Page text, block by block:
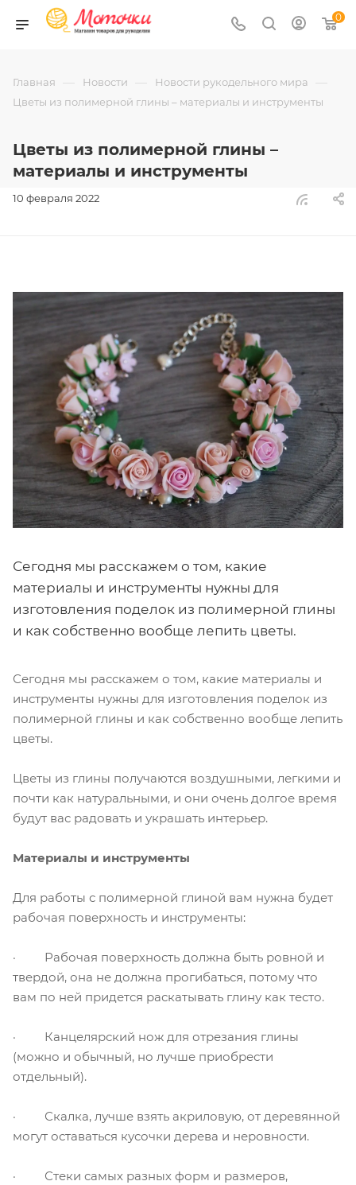
0
Главная — Новости — Новости рукодельного мира —
Цветы из полимерной глины – материалы и инструменты
Цветы из полимерной глины –
материалы и инструменты
10 февраля 2022
Сегодня мы расскажем о том, какие
материалы и инструменты нужны для
изготовления поделок из полимерной глины
и как собственно вообще лепить цветы.
Сегодня мы расскажем о том, какие материалы и
инструменты нужны для изготовления поделок из
полимерной глины и как собственно вообще лепить
цветы.
Цветы из глины получаются воздушными, легкими и
почти как натуральными, и они очень долгое время
будут вас радовать и украшать интерьер.
Материалы и инструменты
Для работы с полимерной глиной вам нужна будет
рабочая поверхность и инструменты:
· Рабочая поверхность должна быть ровной и
твердой, она не должна прогибаться, потому что
вам по ней придется раскатывать глину как тесто.
· Канцелярский нож для отрезания глины
(можно и обычный, но лучше приобрести
отдельный).
· Скалка, лучше взять акриловую, от деревянной
могут оставаться кусочки дерева и неровности.
· Стеки самых разных форм и размеров,